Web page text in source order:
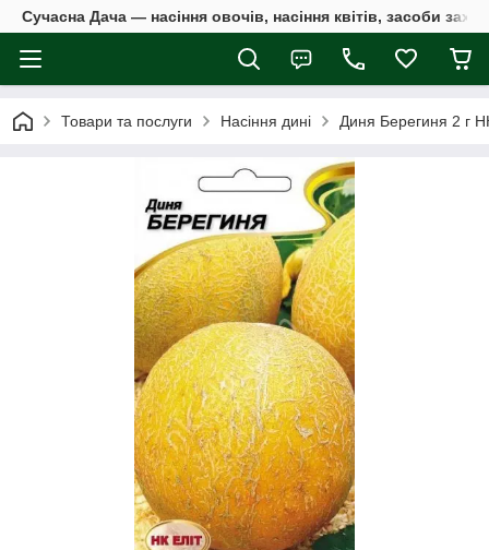
Сучасна Дача — насіння овочів, насіння квітів, засоби
Товари та послуги Насіння дині Диня Берегиня 2 г